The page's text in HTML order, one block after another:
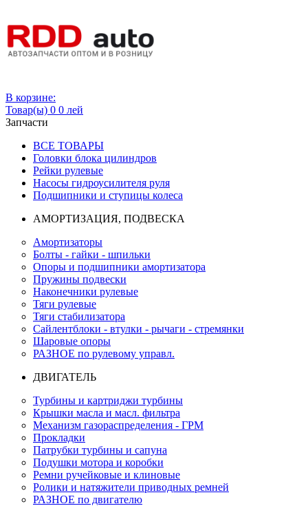
В корзине:
Товар(ы) 0 0 лей
Запчасти
ВСЕ ТОВАРЫ
Головки блока цилиндров
Рейки рулевые
Насосы гидроусилителя руля
Подшипники и ступицы колеса
АМОРТИЗАЦИЯ, ПОДВЕСКА
Амортизаторы
Болты - гайки - шпильки
Опоры и подшипники амортизатора
Пружины подвески
Наконечники рулевые
Тяги рулевые
Тяги стабилизатора
Сайлентблоки - втулки - рычаги - стремянки
Шаровые опоры
РАЗНОЕ по рулевому управл.
ДВИГАТЕЛЬ
Турбины и картриджи турбины
Крышки масла и масл. фильтра
Механизм газораспределения - ГРМ
Прокладки
Патрубки турбины и сапуна
Подушки мотора и коробки
Ремни ручейковые и клиновые
Ролики и натяжители приводных ремней
РАЗНОЕ по двигателю